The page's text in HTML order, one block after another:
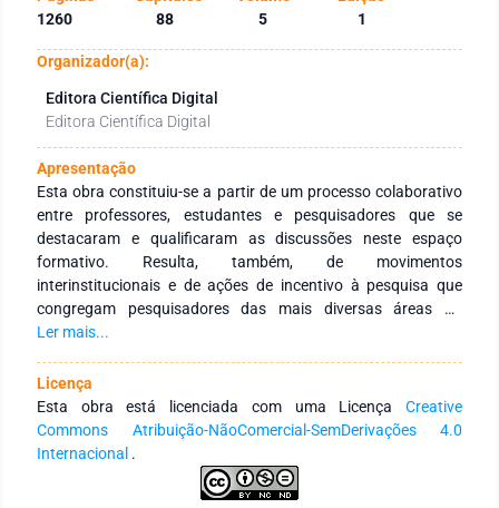
1260
88 5 1
Organizador(a):
Editora Científica Digital
Editora Científica Digital
Apresentação
Esta obra constituiu-se a partir de um processo colaborativo
entre professores, estudantes e pesquisadores que se
destacaram e qualificaram as discussões neste espaço
formativo. Resulta, também, de movimentos
interinstitucionais e de ações de incentivo à pesquisa que
congregam pesquisadores das mais diversas áreas do
conhecimento e de diferentes Instituições de Educação
internacional. Tem como objetivo integrar ações
interinstitucionais nacionais e internacionais com redes de
pesquisa que tenham a finalidade de fomentar a formação
continuada dos profissionais da educação, por meio da
produção e socialização de conhecimentos das diversas
áreas do Saberes. Agradecemos aos autores pelo empenho,
Ler mais...
Licença
Esta obra está licenciada com uma Licença Creative
Commons Atribuição-NãoComercial-SemDerivações 4.0
Internacional .